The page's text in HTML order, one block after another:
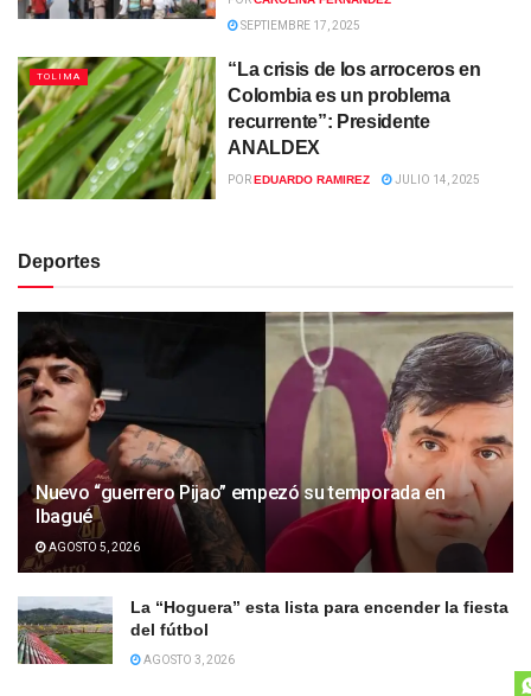
SEPTIEMBRE 17, 2025
TOLIMA
“La crisis de los arroceros en
Colombia es un problema
recurrente”: Presidente
ANALDEX
POREDUARDO RAMIREZ JULIO 14, 2025
Deportes
Nuevo “guerrero Pijao” empezó su temporada en
Ibagué
AGOSTO 5, 2026
La “Hoguera” esta lista para encender la fiesta
del fútbol
AGOSTO 3, 2026